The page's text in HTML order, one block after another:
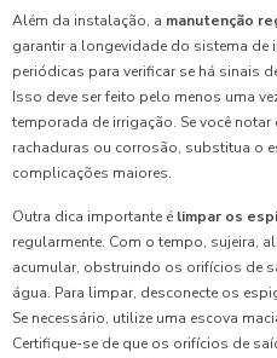
Além da instalação, a manutenção
garantir a longevidade do sistema de
periódicas para verificar se há sinais
Isso deve ser feito pelo menos uma
temporada de irrigação. Se você
rachaduras ou corrosão, substitua o
complicações maiores.
Outra dica importante é limpar os
regularmente. Com o tempo, sujeira,
acumular, obstruindo os orifícios de
água. Para limpar, desconecte os
Se necessário, utilize uma escova
Certifique-se de que os orifícios de